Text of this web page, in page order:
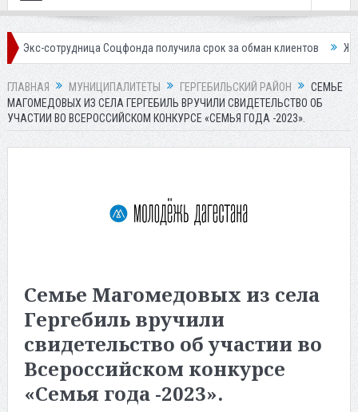
Соцфонда получила срок за обман клиентов Жителей
ГЛАВНАЯ МУНИЦИПАЛИТЕТЫ ГЕРГЕБИЛЬСКИЙ РАЙОН
СЕМЬЕ
МАГОМЕДОВЫХ ИЗ СЕЛА ГЕРГЕБИЛЬ ВРУЧИЛИ СВИДЕТЕЛЬСТВО ОБ
УЧАСТИИ ВО ВСЕРОССИЙСКОМ КОНКУРСЕ «СЕМЬЯ ГОДА -2023».
Семье Магомедовых из села
Гергебиль вручили
свидетельство об участии во
Всероссийском конкурсе
«Семья года -2023».